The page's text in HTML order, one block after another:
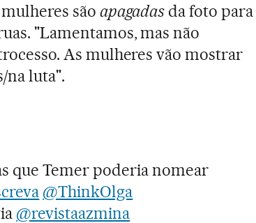
são apagadas da foto para
"Lamentamos, mas não
As mulheres vão mostrar
na luta".
que Temer poderia nomear
@ThinkOlga
@revistaazmina